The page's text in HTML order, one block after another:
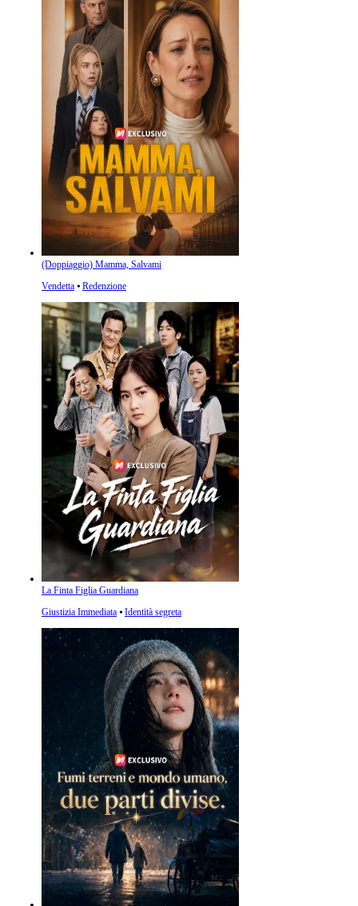
(Doppiaggio) Mamma, Salvami
Vendetta ⦁ Redenzione
La Finta Figlia Guardiana
Giustizia Immediata ⦁ Identità segreta